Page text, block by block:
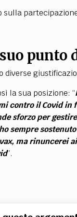
sulla
punto
diverse
la sua posizione: “
contro il Covid in
sforzo per
sempre
ma rinuncerei
”.